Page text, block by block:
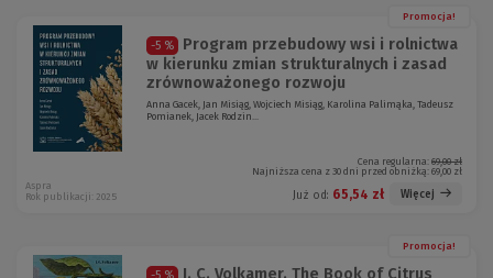
Promocja!
-5 %
Program przebudowy wsi i rolnictwa
w kierunku zmian strukturalnych i zasad
zrównoważonego rozwoju
Anna Gacek, Jan Misiąg, Wojciech Misiąg, Karolina Palimąka, Tadeusz
Pomianek, Jacek Rodzin...
Cena regularna: 69,00 zł
Najniższa cena z 30 dni przed obniżką: 69,00 zł
Już od: 65,54 zł Więcej
Aspra
Rok publikacji: 2025
Promocja!
J. C. Volkamer. The Book of Citrus